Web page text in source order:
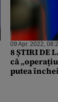
09 Apr. 2022,
8 ȘTIRI DE
că
putea